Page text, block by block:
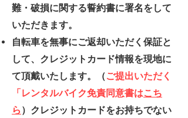
難・破損に関する誓約書に署名をして
いただきます。
自転車を無事にご返却いただく保証と
して、クレジットカード情報を現地に
て頂戴いたします。（ご提出いただく
「レンタルバイク免責同意書はこち
ら ）クレジットカードをお持ちでない